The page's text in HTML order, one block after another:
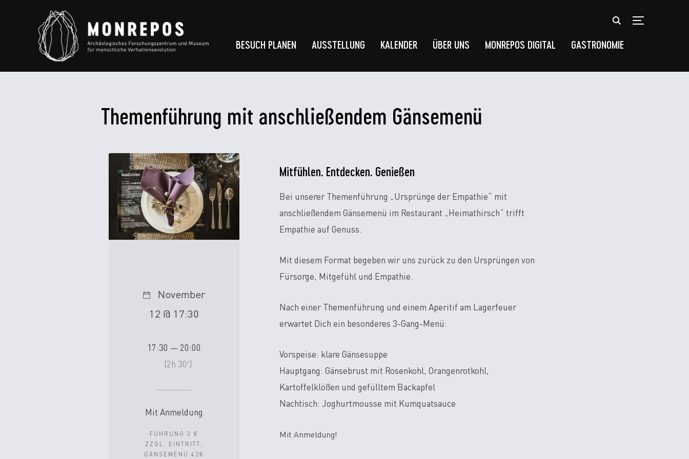
BESUCH PLANEN AUSSTELLUNG KALENDER ÜBER UNS MONREPOS DIGITAL GASTRONOMIE
Themenführung mit anschließendem Gänsemenü
Mitfühlen. Entdecken. Genießen
Bei unserer Themenführung „Ursprünge der Empathie“ mit
anschließendem Gänsemenü im Restaurant „Heimathirsch“ trifft
Empathie auf Genuss.
Mit diesem Format begeben wir uns zurück zu den Ursprüngen von
Fürsorge, Mitgefühl und Empathie.
Nach einer Themenführung und einem Aperitif am Lagerfeuer
erwartet Dich ein besonderes 3-Gang-Menü:
Vorspeise: klare Gänsesuppe
Hauptgang: Gänsebrust mit Rosenkohl, Orangenrotkohl,
Kartoffelklößen und gefülltem Backapfel
Nachtisch: Joghurtmousse mit Kumquatsauce
Mit Anmeldung!
November
12 @ 17:30
17:30 — 20:00
(2h 30′)
Mit Anmeldung
FÜHRUNG 3 €
ZZGL. EINTRITT,
GÄNSEMENÜ 42€